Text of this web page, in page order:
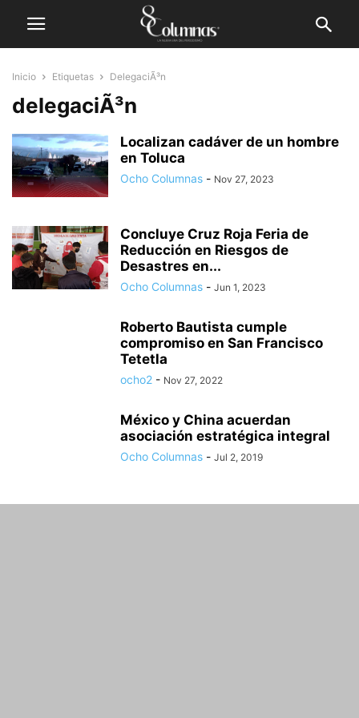
Inicio Etiquetas DelegaciÃ³n
delegaciÃ³n
Localizan cadáver de un hombre
en Toluca
Ocho Columnas - Nov 27, 2023
Concluye Cruz Roja Feria de
Reducción en Riesgos de
Desastres en...
Ocho Columnas - Jun 1, 2023
Roberto Bautista cumple
compromiso en San Francisco
Tetetla
ocho2 - Nov 27, 2022
México y China acuerdan
asociación estratégica integral
Ocho Columnas - Jul 2, 2019